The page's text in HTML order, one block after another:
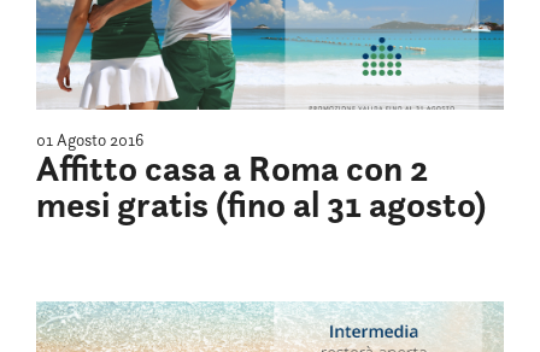
01 Agosto 2016
Affitto casa a Roma con 2
mesi gratis (fino al 31 agosto)